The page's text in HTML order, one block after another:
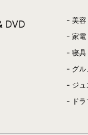
DVD
美容
家電
寝具
グル
ジ
ド